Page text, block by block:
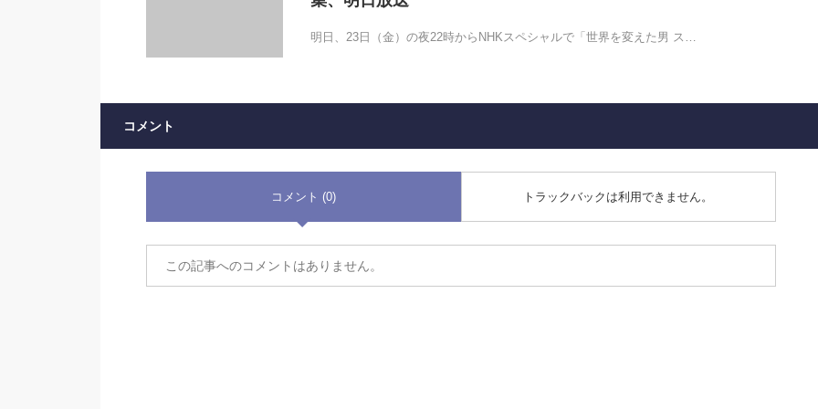
明日、23日（金）の夜22時からNHKスペシャルで「世界を変えた男 ス…
コメント
コメント (0) トラックバックは利用できません。
この記事へのコメントはありません。